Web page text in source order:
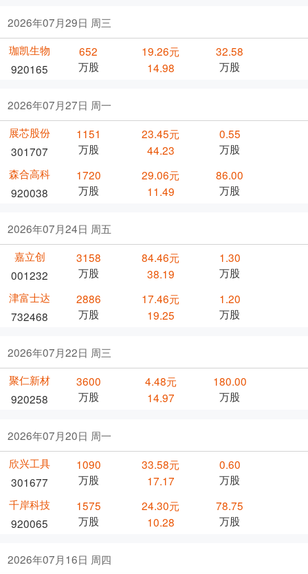
2026年07月29日 周三
珈凯生物
920165
652
万股
19.26元
14.98
32.58
万股
2026年07月27日 周一
展芯股份
301707
1151
万股
23.45元
44.23
0.55
万股
森合高科
920038
1720
万股
29.06元
11.49
86.00
万股
2026年07月24日 周五
嘉立创
001232
3158
万股
84.46元
38.19
1.30
万股
津富士达
732468
2886
万股
17.46元
19.25
1.20
万股
2026年07月22日 周三
聚仁新材
920258
3600
万股
4.48元
14.97
180.00
万股
2026年07月20日 周一
欣兴工具
301677
1090
万股
33.58元
17.17
0.60
万股
千岸科技
920065
1575
万股
24.30元
10.28
78.75
万股
2026年07月16日 周四